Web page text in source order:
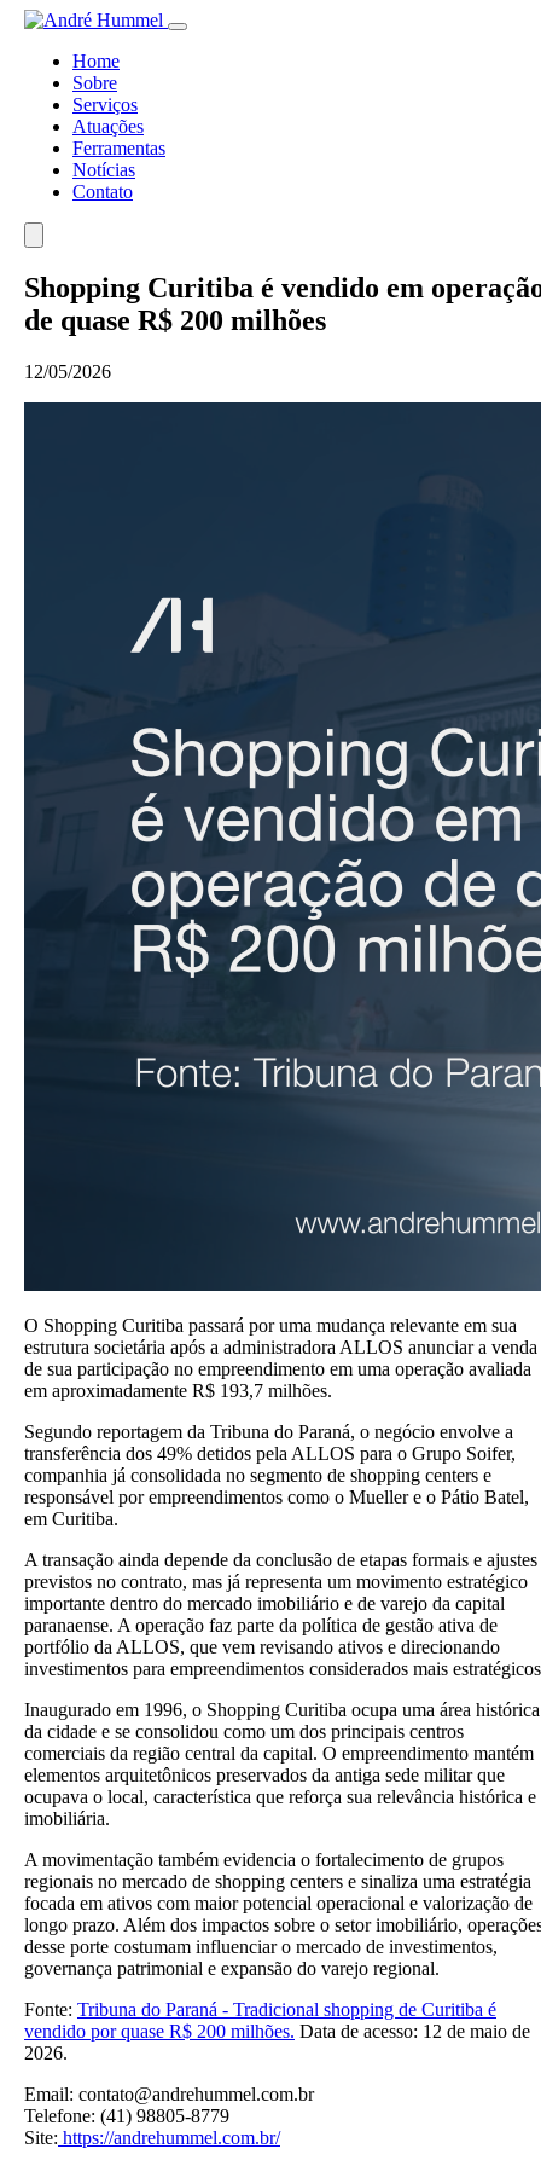
Home
Sobre
Serviços
Atuações
Ferramentas
Notícias
Contato
Shopping Curitiba é vendido em
de quase R$ 200 milhões
12/05/2026
O Shopping Curitiba passará por uma mudança relevante em sua
estrutura societária após a administradora ALLOS anunciar a venda
de sua participação no empreendimento em uma operação avaliada
em aproximadamente R$ 193,7 milhões.
Segundo reportagem da Tribuna do Paraná, o negócio envolve a
transferência dos 49% detidos pela ALLOS para o Grupo Soifer,
companhia já consolidada no segmento de shopping centers e
responsável por empreendimentos como o Mueller e o Pátio Batel,
em Curitiba.
A transação ainda depende da conclusão de etapas formais e ajustes
previstos no contrato, mas já representa um movimento estratégico
importante dentro do mercado imobiliário e de varejo da capital
paranaense. A operação faz parte da política de gestão ativa de
portfólio da ALLOS, que vem revisando ativos e direcionando
investimentos para empreendimentos considerados mais
Inaugurado em 1996, o Shopping Curitiba ocupa uma área histórica
da cidade e se consolidou como um dos principais centros
comerciais da região central da capital. O empreendimento mantém
elementos arquitetônicos preservados da antiga sede militar que
ocupava o local, característica que reforça sua relevância histórica e
imobiliária.
A movimentação também evidencia o fortalecimento de grupos
regionais no mercado de shopping centers e sinaliza uma estratégia
focada em ativos com maior potencial operacional e valorização de
longo prazo. Além dos impactos sobre o setor imobiliário,
desse porte costumam influenciar o mercado de investimentos,
governança patrimonial e expansão do varejo regional.
Fonte: Tribuna do Paraná - Tradicional shopping de Curitiba é
vendido por quase R$ 200 milhões. Data de acesso: 12 de maio de
2026.
Email: contato@andrehummel.com.br
Telefone: (41) 98805-8779
Site: https://andrehummel.com.br/